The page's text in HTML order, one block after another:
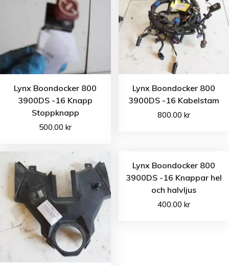
Lynx Boondocker 800
3900DS -16 Knapp
Stoppknapp
500.00kr
Lynx Boondocker 800
3900DS -16 Kabelstam
800.00 kr
Lynx Boondocker 800
3900DS -16 Knappar hel
och halvljus
400.00 kr